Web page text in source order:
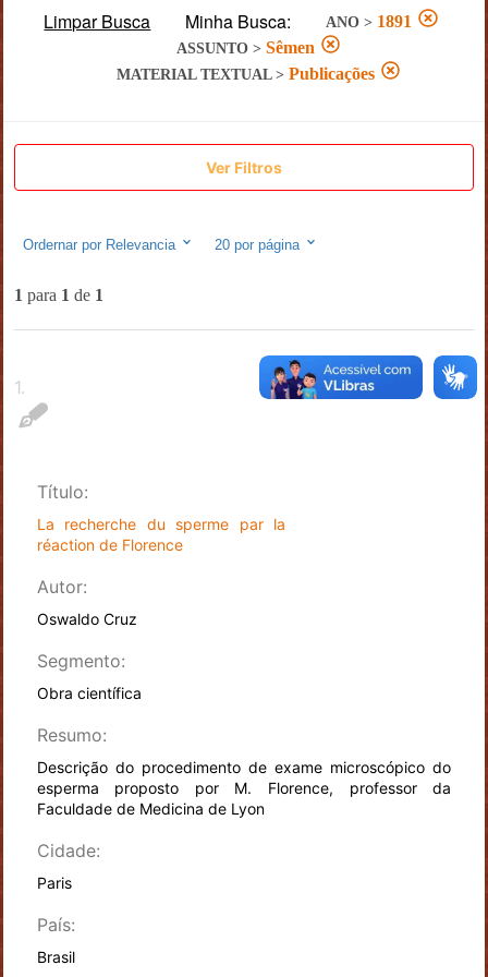
Limpar Busca Minha Busca: ANO > 1891
ASSUNTO> Sêmen
MATERIAL TEXTUAL> Publicações
Ver Filtros
Ordernar por Relevancia 20por página
1 para 1 de 1
1.
Título:
La recherche du sperme par la
réaction de Florence
Autor:
Oswaldo Cruz
Segmento:
Obra científica
Resumo:
Descrição do procedimento de exame microscópico do
esperma proposto por M. Florence, professor da
Faculdade de Medicina de Lyon
Cidade:
Paris
País:
Brasil